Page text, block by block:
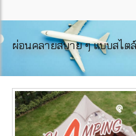
ผ่อนคลายสบาย ๆ แบบสไต